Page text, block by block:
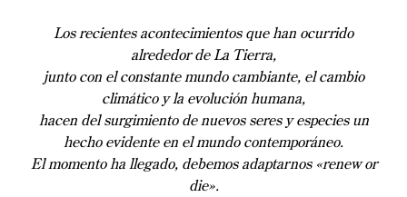
Los recientes acontecimientos que han ocurrido
alrededor de La Tierra,
junto con el constante mundo cambiante, el cambio
climático y la evolución humana,
hacen del surgimiento de nuevos seres y especies un
hecho evidente en el mundo contemporáneo.
El momento ha llegado, debemos adaptarnos «renew or
die».